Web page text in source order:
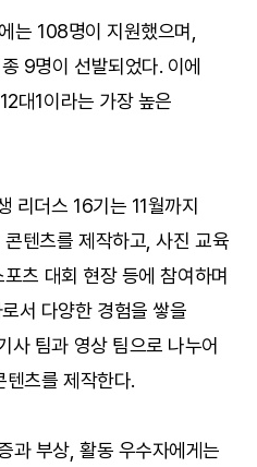
는 108명이 지원했으며,
9명이 선발되었다. 이에
대1이라는 가장 높은
리더스 16기는 11월까지
텐츠를 제작하고, 사진 교육
츠 대회 현장 등에 참여하며
서 다양한 경험을 쌓을
사 팀과 영상 팀으로 나누어
츠를 제작한다.
과 부상, 활동 우수자에게는